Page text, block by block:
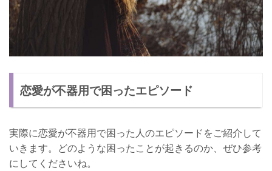
恋愛が不器用で困ったエピソード
実際に恋愛が不器用で困った人のエピソードをご紹介して
いきます。どのような困ったことが起きるのか、ぜひ参考
にしてくださいね。